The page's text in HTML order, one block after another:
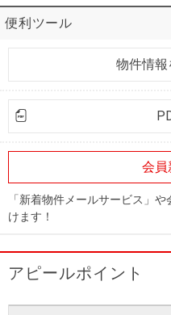
便利ツール
物件情
会員
「新着物件メールサービス」
けます！
アピールポイント